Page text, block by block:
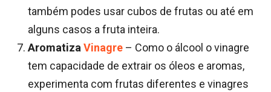
também podes usar cubos de frutas ou até em
alguns casos a fruta inteira.
Aromatiza Vinagre – Como o álcool o vinagre
tem capacidade de extrair os óleos e aromas,
experimenta com frutas diferentes e vinagres